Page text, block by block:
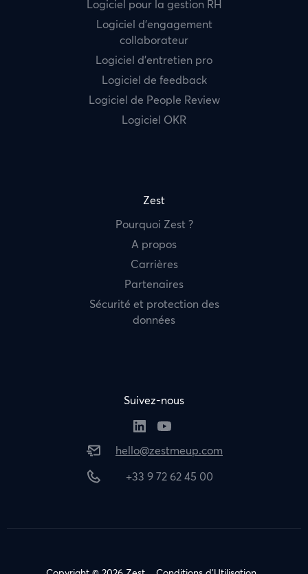
Logiciel pour la gestion RH
Logiciel d’engagement
collaborateur
Logiciel d’entretien pro
Logiciel de feedback
Logiciel de People Review
Logiciel OKR
Zest
Pourquoi Zest ?
A propos
Carrières
Partenaires
Sécurité et protection des
données
Suivez-nous
hello@zestmeup.com
+33 9 72 62 45 00